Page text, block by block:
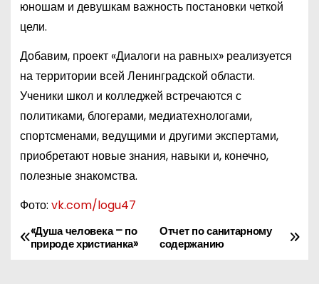
юношам и девушкам важность постановки четкой
цели.
Добавим, проект «Диалоги на равных» реализуется
на территории всей Ленинградской области.
Ученики школ и колледжей встречаются с
политиками, блогерами, медиатехнологами,
спортсменами, ведущими и другими экспертами,
приобретают новые знания, навыки и, конечно,
полезные знакомства.
Фото: vk.com/logu47
Н
Отчет по санитарному
содержанию
«Душа человека – по
природе христианка»